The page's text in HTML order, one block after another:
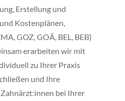
Erstellung und
Kostenplänen,
GOZ, GOÄ, BEL, BEB)
erarbeiten wir mit
zu Ihrer Praxis
und Ihre
bei Ihrer